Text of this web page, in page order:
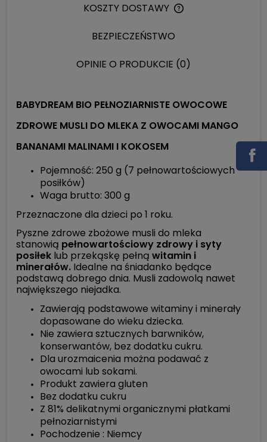
KOSZTY DOSTAWY
BEZPIECZEŃSTWO
OPINIE O PRODUKCIE (0)
BABYDREAM BIO PEŁNOZIARNISTE OWOCOWE
ZDROWE MUSLI DO MLEKA Z OWOCAMI MANGO
BANANAMI MALINAMI I KOKOSEM
Pojemność: 250 g (7 pełnowartościowych
posiłków)
Waga brutto: 300 g
Przeznaczone dla dzieci po 1 roku.
Pyszne zdrowe zbożowe musli do mleka
stanowią pełnowartościowy zdrowy i syty
posiłek lub przekąskę pełną witamin i
minerałów. Idealne na śniadanko będące
podstawą dobrego dnia. Musli zadowolą nawet
największego niejadka.
Zawierają podstawowe witaminy i minerały
dopasowane do wieku dziecka.
Nie zawiera sztucznych barwników,
konserwantów, bez dodatku cukru.
Dla urozmaicenia można podawać z
owocami lub sokami.
Produkt zawiera gluten
Bez dodatku cukru
Z 81% delikatnymi organicznymi płatkami
pełnoziarnistymi
Pochodzenie : Niemcy